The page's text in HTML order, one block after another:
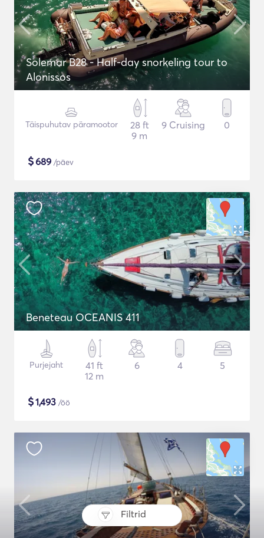
Filtrid
Solemar B28 - Half-day snorkeling tour to
Alonissos
Täispuhutav päramootor
28 ft
9 m
9 Cruising 0
$689 /päev
Beneteau OCEANIS 411
Purjejaht
41 ft
12 m
6 4 5
$1,493 /öö